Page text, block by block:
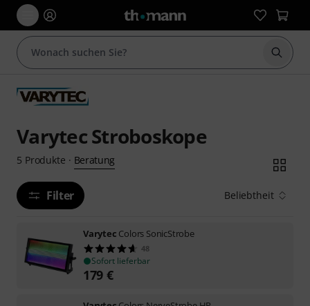
Suche
Varytec Stroboskope
5 Produkte · Beratung
Filter Beliebtheit
Varytec Colors SonicStrobe
48
Sofort lieferbar
179 €